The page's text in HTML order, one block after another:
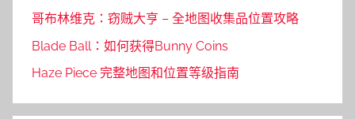
哥布林维克：窃贼大亨 – 全地图收集品位置攻略
Blade Ball：如何获得Bunny Coins
Haze Piece 完整地图和位置等级指南